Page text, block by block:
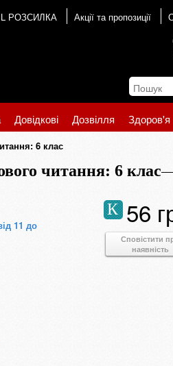
РОЗСИЛКА Акції та пропозиції
Довідкові Дозвілля Здоров'я
6 клас
читання: 6 клас
11 до
56
К
Сповістити
наявність